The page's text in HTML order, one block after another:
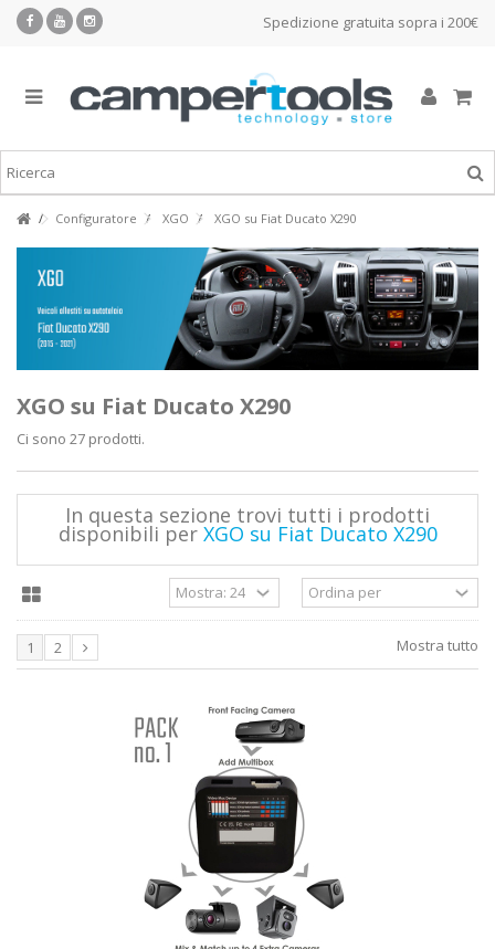
Spedizione gratuita sopra i 200€
Configuratore XGO XGO su Fiat Ducato X290
XGO su Fiat Ducato X290
Ci sono 27 prodotti.
In questa sezione trovi tutti i prodotti
disponibili per XGO su Fiat Ducato X290
Mostra tutto
1 2